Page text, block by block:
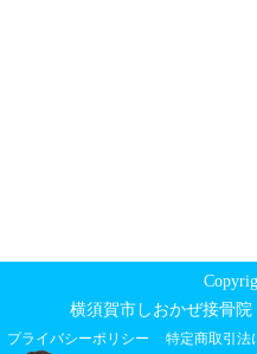
横須賀市しおかぜ接骨院
プライバシーポリシー 特定商取引法